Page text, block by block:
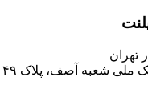
تهران، زعفرانیه، خیابان اعجازی، جنب بانک ملی شعبه آصف، پلاک ۴۹